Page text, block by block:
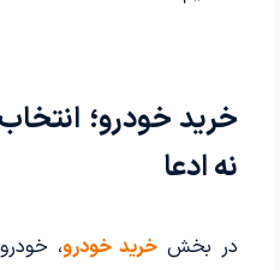
خرید خودرو؛
نه ادعا
در بخش خرید خودرو،